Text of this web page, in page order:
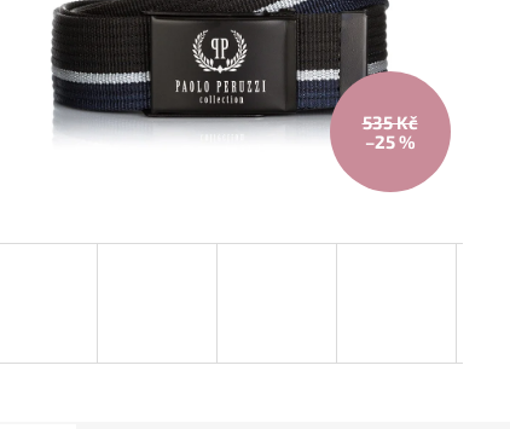
535 Kč
–25 %